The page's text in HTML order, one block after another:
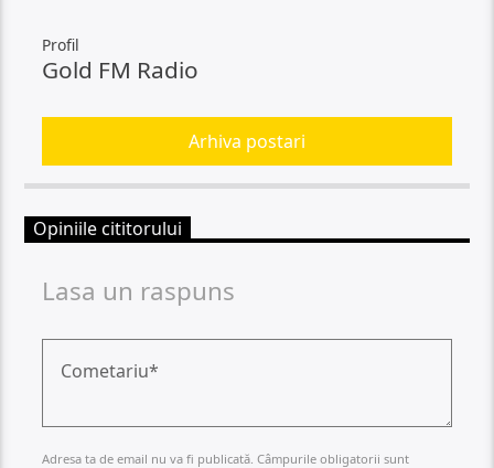
Profil
Gold FM Radio
Arhiva postari
Opiniile cititorului
Lasa un raspuns
Adresa ta de email nu va fi publicată. Câmpurile obligatorii sunt